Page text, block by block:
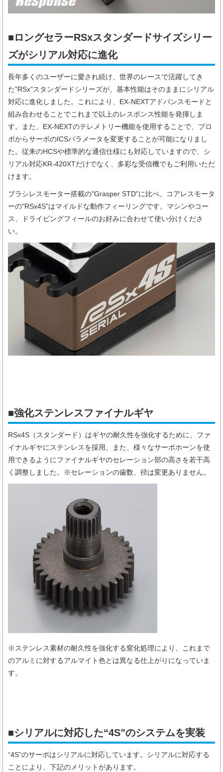
■ロングセラーRSxスタンダードサイズシリー
ズがシリアル対応に進化
長年多くのユーザーに愛され続け、世界のレースで活躍してき
た"RSx"スタンダードシリーズが、基本性能はそのままにシリアル
対応に進化しました。これにより、EX-NEXTアドバンスモードと
組み合わせることでこれまで以上のレスポンス性能を発揮しま
す。また、EX-NEXTのテレメトリー機能を使用することで、プロ
ポからサーボのICSパラメータを変更することが可能になりまし
た。従来のHCSや標準的な通信仕様にも対応していますので、シ
リアル対応KR-420XTだけでなく、多彩な受信機でもご利用いただ
けます。
ブラシレスモーター搭載の"Grasper STD"に比べ、コアレスモータ
ーの"RSx4S"はマイルドな動作フィーリングです。マシンやコー
ス、ドライビングフィールのお好みに合わせて使い分けくださ
い。
■強化ステンレスファイナルギヤ
RSx4S（スタンダード）はギヤの耐久性を強化するために、ファ
イナルギヤにステンレスを採用。また、様々なサーボホーンを使
用できるようにファイナルギヤのセレーション部の高さを若干高
く調整しました。※セレーションの歯数、径は変更ありません。
※ステンレス素材の耐久性を強化する窒化処理により、これまで
のアルミに対するアルマイト色とは異なる仕上がりになっていま
す。
■シリアルに対応した“4S”のシステムを実装
“4S”のサーボはシリアルに対応しています。シリアルに対応する
ことにより、下記のメリットがあります。